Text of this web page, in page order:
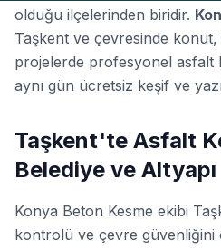
olduğu ilçelerinden biridir.
Taşkent ve çevresinde
projelerde profesyonel asfalt
aynı gün ücretsiz keşif ve
Taşkent'te Asfalt
Belediye ve Altyapı
Konya Beton Kesme ekibi
kontrolü ve çevre güvenliğini